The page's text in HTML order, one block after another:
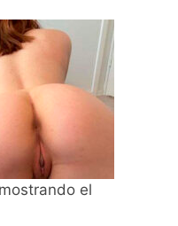
el